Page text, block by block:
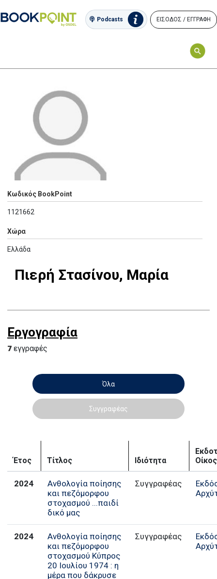
Podcasts ΕΙΣΟΔΟΣ / ΕΓΓΡΑΦΗ
Κωδικός BookPoint
1121662
Χώρα
Ελλάδα
Πιερή Στασίνου, Μαρία
Εργογραφία
7 εγγραφές
Όλα
Συγγραφέας
Έτος Τίτλος Ιδιότητα
Οίκος
2024
Ανθολογία ποίησης
και πεζόμορφου
στοχασμού ...παιδί
δικό μας
2024
Ανθολογία ποίησης
και πεζόμορφου
στοχασμού Κύπρος
20 Ιουλίου 1974 : η
μέρα που δάκρυσε